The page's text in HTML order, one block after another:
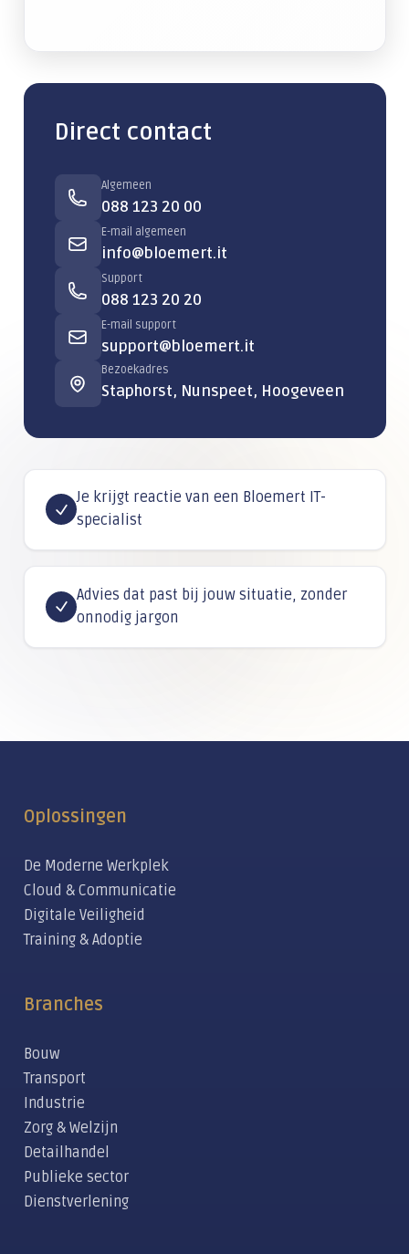
Direct contact
Algemeen
088 123 20 00
E-mail algemeen
info@bloemert.it
Support
088 123 20 20
E-mail support
support@bloemert.it
Bezoekadres
Staphorst, Nunspeet, Hoogeveen
Je krijgt reactie van een Bloemert IT-
specialist
Advies dat past bij jouw situatie, zonder
onnodig jargon
Oplossingen
De Moderne Werkplek
Cloud & Communicatie
Digitale Veiligheid
Training & Adoptie
Branches
Bouw
Transport
Industrie
Zorg & Welzijn
Detailhandel
Publieke sector
Dienstverlening